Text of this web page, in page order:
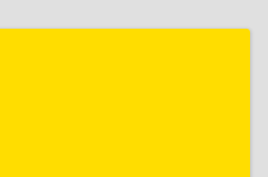
обл, Великие Луки г,